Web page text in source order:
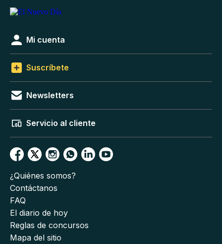
Mi cuenta
Suscríbete
Newsletters
Servicio al cliente
¿Quiénes somos?
Contáctanos
FAQ
El diario de hoy
Reglas de concursos
Mapa del sitio